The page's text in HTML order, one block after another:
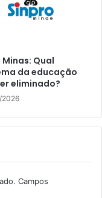
Minas: Qual
da educação
eliminado?
2026
Campos